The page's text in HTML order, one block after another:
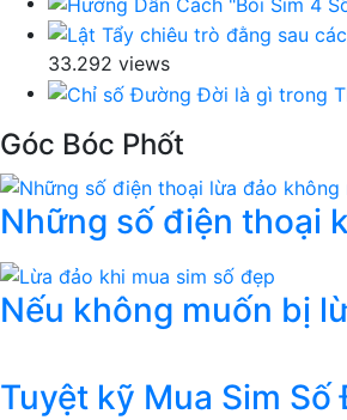
33.292 views
Góc Bóc Phốt
Những số điện thoại
Nếu không muốn bị
Tuyệt kỹ Mua Sim